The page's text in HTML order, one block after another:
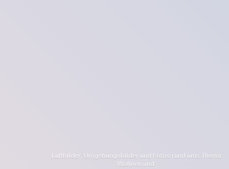
Luftbilder, Umgebungsbilder und Fotos rund ums Thema
Wohnen und